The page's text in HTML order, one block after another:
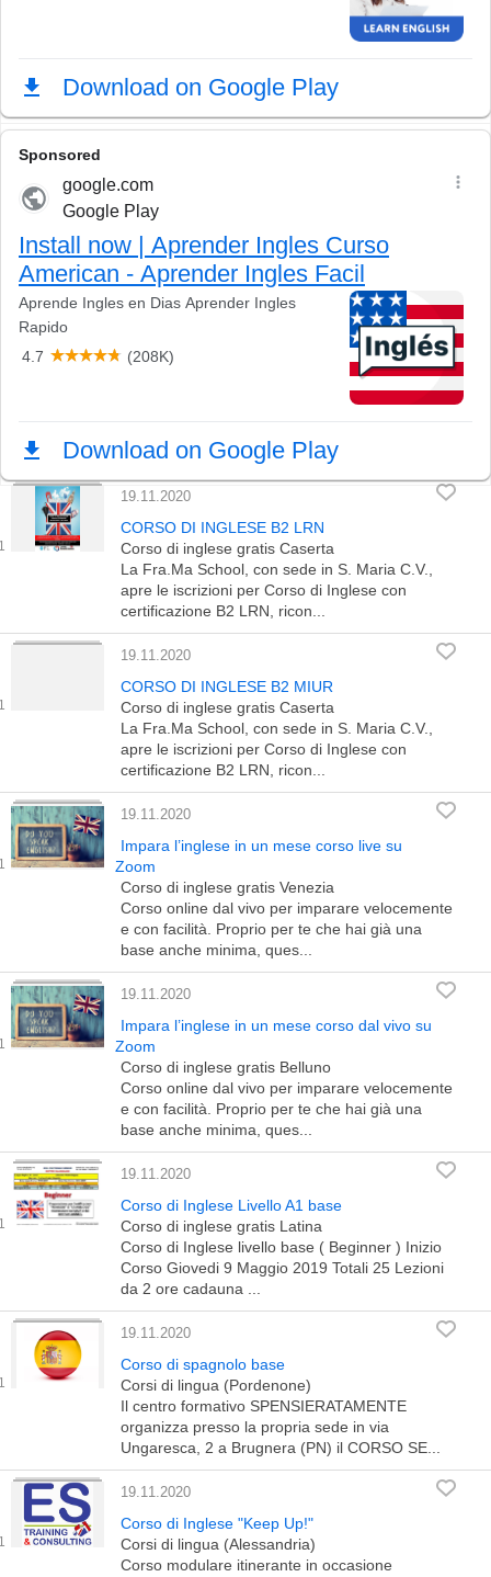
19.11.2020
CORSO DI INGLESE B2 LRN
Corso di inglese gratis Caserta
La Fra.Ma School, con sede in S. Maria C.V.,
apre le iscrizioni per Corso di Inglese con
certificazione B2 LRN, ricon...
19.11.2020
CORSO DI INGLESE B2 MIUR
Corso di inglese gratis Caserta
La Fra.Ma School, con sede in S. Maria C.V.,
apre le iscrizioni per Corso di Inglese con
certificazione B2 LRN, ricon...
19.11.2020
Impara l’inglese in un mese corso live su
Zoom
Corso di inglese gratis Venezia
Corso online dal vivo per imparare velocemente
e con facilità. Proprio per te che hai già una
base anche minima, ques...
19.11.2020
Impara l’inglese in un mese corso dal vivo su
Zoom
Corso di inglese gratis Belluno
Corso online dal vivo per imparare velocemente
e con facilità. Proprio per te che hai già una
base anche minima, ques...
19.11.2020
Corso di Inglese Livello A1 base
Corso di inglese gratis Latina
Corso di Inglese livello base ( Beginner ) Inizio
Corso Giovedi 9 Maggio 2019 Totali 25 Lezioni
da 2 ore cadauna ...
19.11.2020
Corso di spagnolo base
Corsi di lingua (Pordenone)
Il centro formativo SPENSIERATAMENTE
organizza presso la propria sede in via
Ungaresca, 2 a Brugnera (PN) il CORSO SE...
19.11.2020
Corso di Inglese "Keep Up!"
Corsi di lingua (Alessandria)
Corso modulare itinerante in occasione